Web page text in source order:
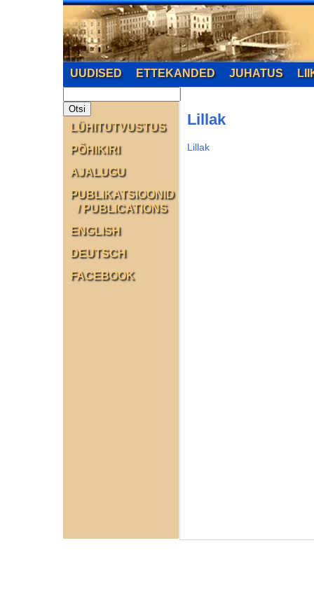
UUDISED ETTEKANDED JUHATUS
Lillak
Lillak
LÜHITUTVUSTUS
PÕHIKIRI
AJALUGU
PUBLIKATSIOONID
/ PUBLICATIONS
ENGLISH
DEUTSCH
FACEBOOK